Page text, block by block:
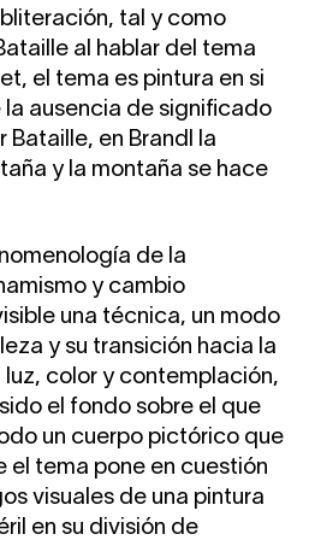
tal y como
al hablar del tema
el tema es pintura en si
la ausencia de significado
en Brandl la
y la montaña se hace
de la
y cambio
una técnica, un modo
y su transición hacia la
color y contemplación,
el fondo sobre el que
un cuerpo pictórico que
el tema pone en cuestión
visuales de una pintura
en su división de